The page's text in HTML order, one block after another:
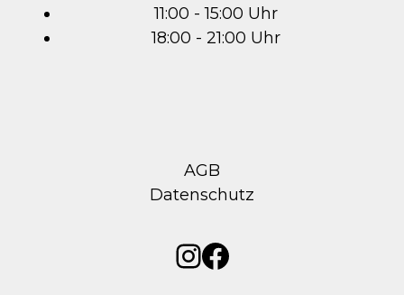
11:00 - 15:00 Uhr
18:00 - 21:00 Uhr
AGB
Datenschutz
Instagram
Facebook